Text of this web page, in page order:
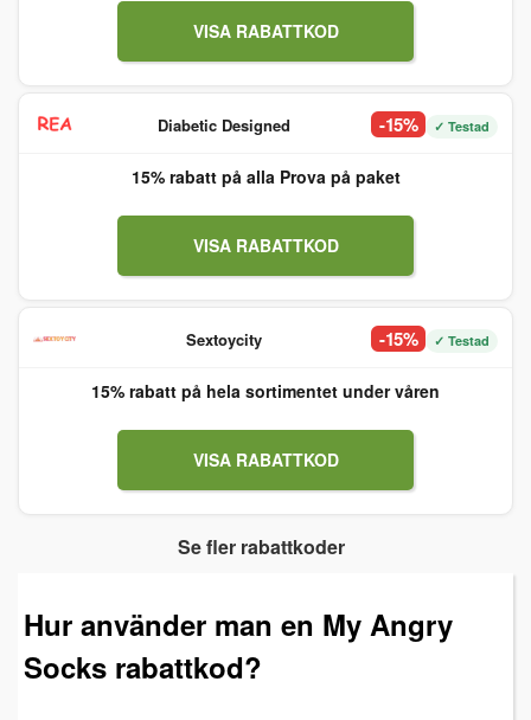
VISA RABATTKOD
Diabetic Designed -15% ✓ Testad
15% rabatt på alla Prova på paket
VISA RABATTKOD
Sextoycity -15% ✓ Testad
15% rabatt på hela sortimentet under våren
VISA RABATTKOD
Se fler rabattkoder
Hur använder man en My Angry
Socks rabattkod?